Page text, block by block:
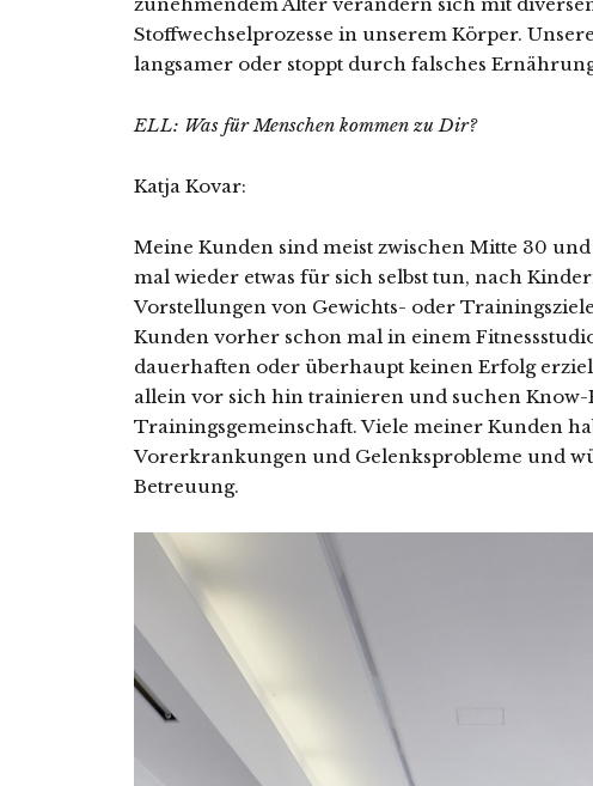
Stoffwechselprozesse in unserem Körper.
langsamer oder stoppt durch falsches
ELL: Was für Menschen kommen zu Dir?
Katja Kovar:
Meine Kunden sind meist zwischen Mitte 30
mal wieder etwas für sich selbst tun, nach
Vorstellungen von Gewichts- oder
Kunden vorher schon mal in einem
dauerhaften oder überhaupt keinen Erfolg
allein vor sich hin trainieren und suchen
Trainingsgemeinschaft. Viele meiner Kunden
Vorerkrankungen und Gelenksprobleme und
Betreuung.